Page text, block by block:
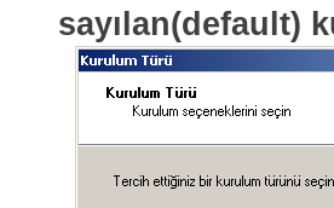
sayılan(default)